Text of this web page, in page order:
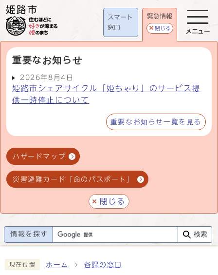
スマート
窓口
緊急情報
閉じる
重要なお知らせ
2026年8月4日
姫路市シェアサイクル「姫ちゃり」のサービス提
供一時停止について
重要なお知らせ一覧を見る
ハザードマップ
災害避難カード「命のパスポート」
閉じる
メニュー
情報を探す 検索
現在位置 ホーム 各課の窓口